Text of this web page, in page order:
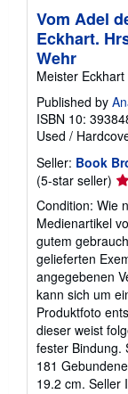
Vom Adel
Eckhart.
Wehr
Meister
Published by
ISBN 10:
Used /
Seller: Book
(5-star seller)
5
of
5
Condition: Wie
Medienartikel
gutem
gelieferten
angegebenen
kann sich um
Produktfoto
dieser weist
fester Bindung.
181
19.2 cm. Seller